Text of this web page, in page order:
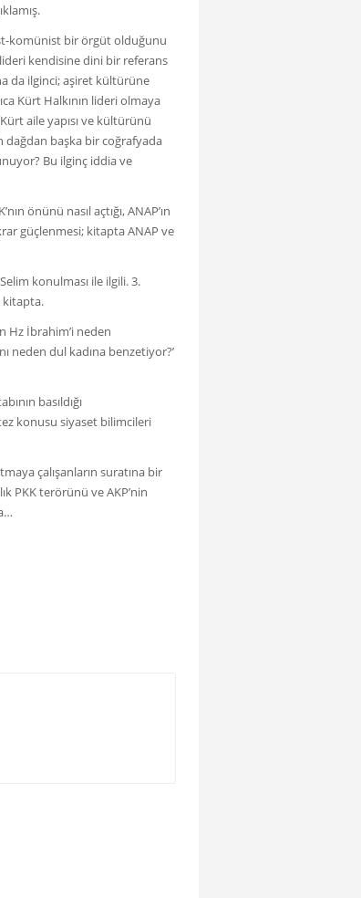
komünist bir örgüt olduğunu
kendisine dini bir referans
da ilginci; aşiret kültürüne
Kürt Halkının lideri olmaya
aile yapısı ve kültürünü
başka bir coğrafyada
Bu ilginç iddia ve
önünü nasıl açtığı, ANAP’ın
güçlenmesi; kitapta ANAP ve
konulması ile ilgili. 3.
kitapta.
Hz İbrahim’i neden
neden dul kadına benzetiyor?’
basıldığı
konusu siyaset bilimcileri
çalışanların suratına bir
PKK terörünü ve AKP’nin